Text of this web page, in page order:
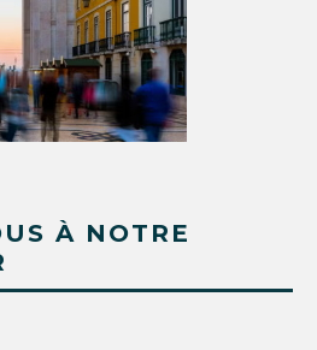
À NOTRE